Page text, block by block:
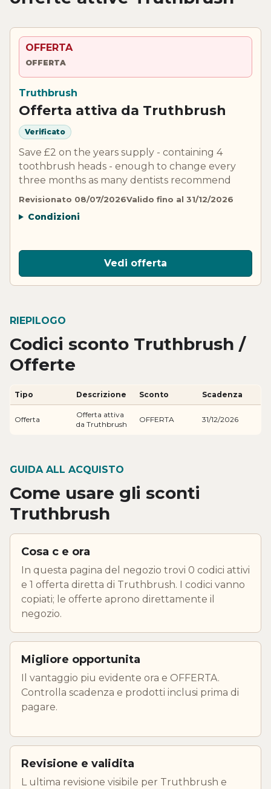
OFFERTA
OFFERTA
Truthbrush
Offerta attiva da Truthbrush
Verificato
Save £2 on the years supply - containing 4
toothbrush heads - enough to change every
three months as many dentists recommend
Revisionato 08/07/2026Valido fino al 31/12/2026
Condizioni
Vedi offerta
RIEPILOGO
Codici sconto Truthbrush /
Offerte
Tipo Descrizione Sconto Scadenza
Offerta
Offerta attiva
da Truthbrush
OFFERTA 31/12/2026
GUIDA ALL ACQUISTO
Come usare gli sconti
Truthbrush
Cosa c e ora
In questa pagina del negozio trovi 0 codici attivi
e 1 offerta diretta di Truthbrush. I codici vanno
copiati; le offerte aprono direttamente il
negozio.
Migliore opportunita
Il vantaggio piu evidente ora e OFFERTA.
Controlla scadenza e prodotti inclusi prima di
pagare.
Revisione e validita
L ultima revisione visibile per Truthbrush e